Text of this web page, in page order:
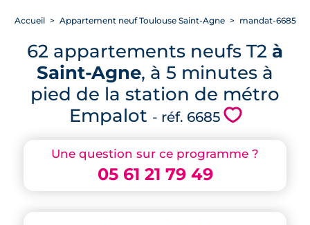
Une question sur ce programme ?
05 61 21 79 49
Accueil Appartement neuf Toulouse Saint-Agne mandat-6685
62 appartements neufs T2 à
Saint-Agne, à 5 minutes à
pied de la station de métro
Empalot - réf. 6685 💗